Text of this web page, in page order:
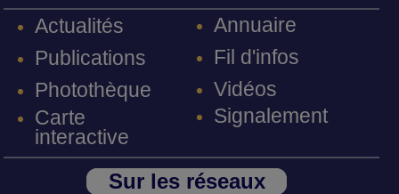
Actualités
Publications
Photothèque
Carte
interactive
Annuaire
Fil d'infos
Vidéos
Signalement
Sur les réseaux